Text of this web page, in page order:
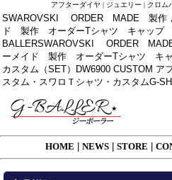
アフターダイヤ | ジュエリー | クロム
SWAROVSKI ORDER MADE 製作
ド 製作 オーダーTシャツ キャップ
BALLERSWAROVSKI ORDER
ーメイド 製作 オーダーTシャツ キ
カスタム（SET）DW6900 CUSTOM ア
スタム・スワロＴシャツ・カスタムG-
HOME NEWS STORE